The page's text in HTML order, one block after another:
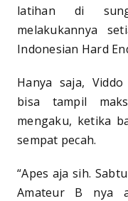
latihan di
melakukannya
Indonesian Hard
Hanya saja,
bisa tampil
mengaku, ketika
sempat pecah.
“Apes aja sih.
Amateur B nya